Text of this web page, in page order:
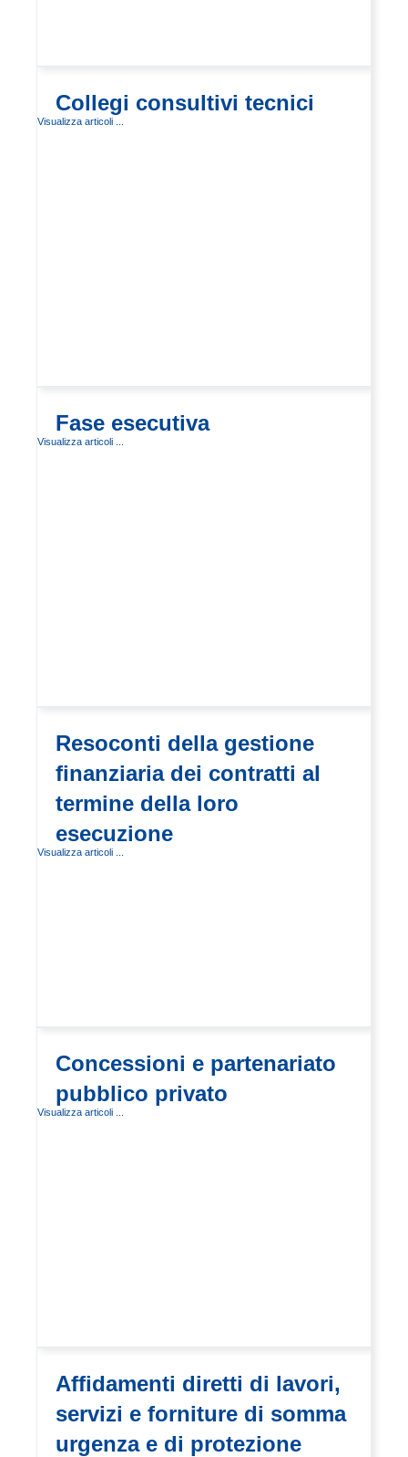
Collegi consultivi tecnici
Visualizza articoli ...
Fase esecutiva
Visualizza articoli ...
Resoconti della gestione
finanziaria dei contratti al
termine della loro
esecuzione
Visualizza articoli ...
Concessioni e partenariato
pubblico privato
Visualizza articoli ...
Affidamenti diretti di lavori,
servizi e forniture di somma
urgenza e di protezione